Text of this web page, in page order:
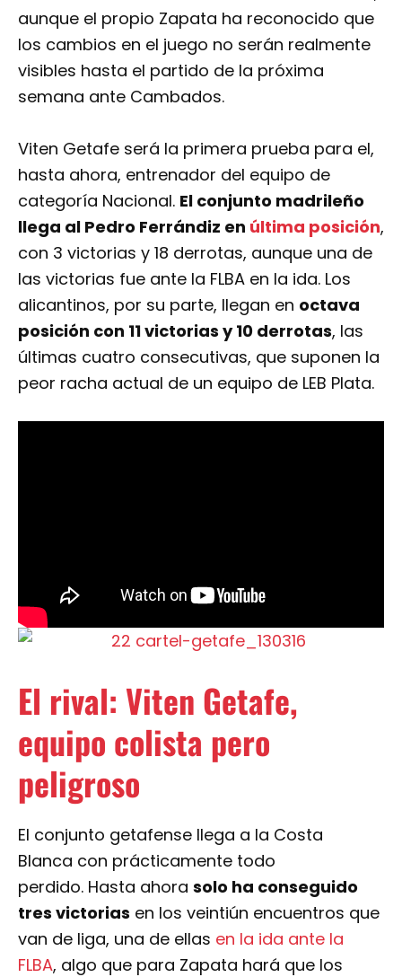
aunque el propio Zapata ha reconocido que
los cambios en el juego no serán realmente
visibles hasta el partido de la próxima
semana ante Cambados.
Viten Getafe será la primera prueba para el,
hasta ahora, entrenador del equipo de
categoría Nacional. El conjunto madrileño
llega al Pedro Ferrándiz en última posición,
con 3 victorias y 18 derrotas, aunque una de
las victorias fue ante la FLBA en la ida. Los
alicantinos, por su parte, llegan en octava
posición con 11 victorias y 10 derrotas, las
últimas cuatro consecutivas, que suponen la
peor racha actual de un equipo de LEB Plata.
El rival: Viten Getafe,
equipo colista pero
peligroso
El conjunto getafense llega a la Costa
Blanca con prácticamente todo
perdido. Hasta ahora solo ha conseguido
tres victorias en los veintiún encuentros que
van de liga, una de ellas en la ida ante la
FLBA, algo que para Zapata hará que los